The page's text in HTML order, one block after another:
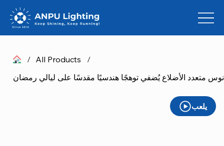
/ All Products /
يلعب